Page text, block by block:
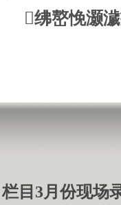
绋嶅悗灏
栏目3月份现场